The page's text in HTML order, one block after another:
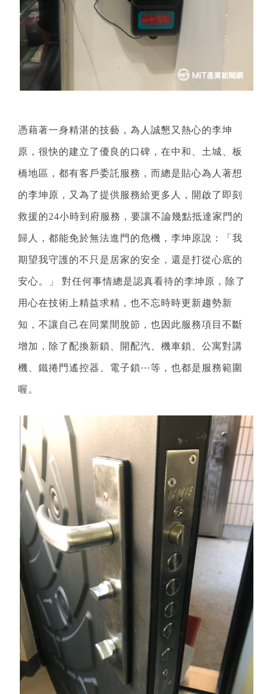
憑藉著一身精湛的技藝，為人誠懇又熱心的李坤
原，很快的建立了優良的口碑，在中和、土城、板
橋地區，都有客戶委託服務，而總是貼心為人著想
的李坤原，又為了提供服務給更多人，開啟了即刻
救援的24小時到府服務，要讓不論幾點抵達家門的
歸人，都能免於無法進門的危機，李坤原說：「我
期望我守護的不只是居家的安全，還是打從心底的
安心。」 對任何事情總是認真看待的李坤原，除了
用心在技術上精益求精，也不忘時時更新趨勢新
知，不讓自己在同業間脫節，也因此服務項目不斷
增加，除了配換新鎖、開配汽、機車鎖、公寓對講
機、鐵捲門遙控器、電子鎖⋯等，也都是服務範圍
喔。